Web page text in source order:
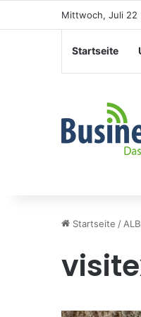
Mittwoch, Juli 22
Startseite
Startseite /